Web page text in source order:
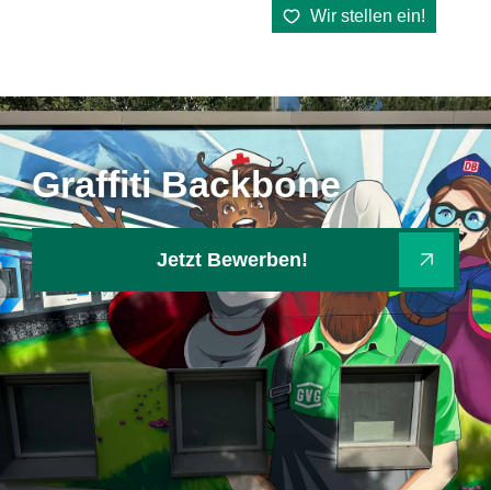
Wir stellen ein!
Graffiti Backbone
Jetzt Bewerben!